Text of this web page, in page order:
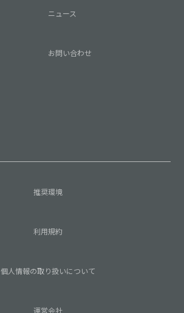
ニュース
お問い合わせ
推奨環境
利用規約
個人情報の取り扱いについて
運営会社